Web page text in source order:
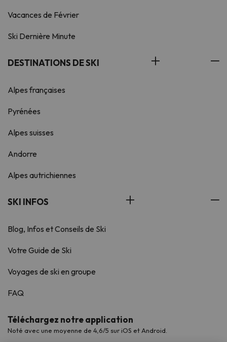
Vacances de Février
Ski Dernière Minute
DESTINATIONS DE SKI
Alpes françaises
Pyrénées
Alpes suisses
Andorre
Alpes autrichiennes
SKI INFOS
Blog, Infos et Conseils de Ski
Votre Guide de Ski
Voyages de ski en groupe
FAQ
Téléchargez notre application
Noté avec une moyenne de 4,6/5 sur iOS et Android.